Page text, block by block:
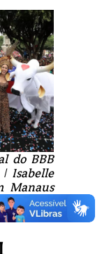
do BBB
| Isabelle
Manaus